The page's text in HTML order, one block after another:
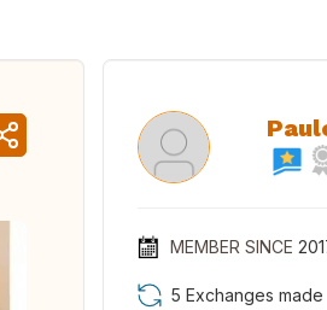
MEMBER SINCE
5 Exchanges made